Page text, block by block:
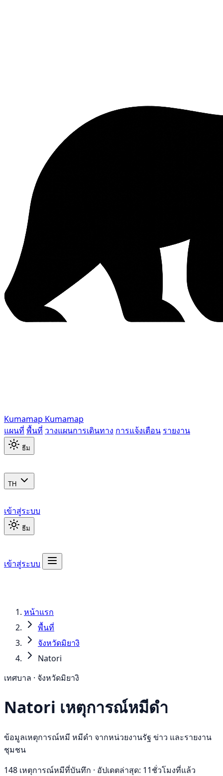
Kumamap Kumamap
แผนที่ พื้นที่ วางแผนการเดินทาง การแจ้งเตือน รายงาน
ธีม
TH
เข้าสู่ระบบ
ธีม
เข้าสู่ระบบ
หน้าแรก
พื้นที่
จังหวัดมิยางิ
Natori
เทศบาล · จังหวัดมิยางิ
Natori เหตุการณ์หมีดำ
ข้อมูลเหตุการณ์หมี หมีดำ จากหน่วยงานรัฐ ข่าว และรายงาน
ชุมชน
148 เหตุการณ์หมีที่บันทึก · อัปเดตล่าสุด: 11ชั่วโมงที่แล้ว